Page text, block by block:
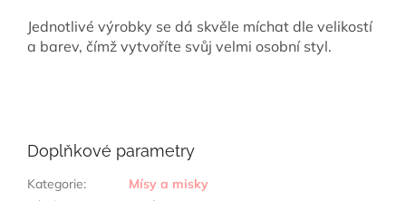
Jednotlivé výrobky se dá skvěle míchat dle velikostí
a barev, čímž vytvoříte svůj velmi osobní styl.
Doplňkové parametry
Kategorie:
Mísy a misky